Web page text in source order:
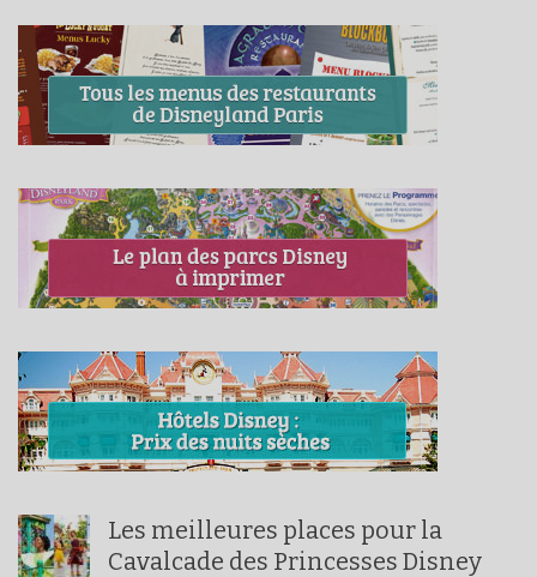
Les meilleures places pour la
Cavalcade des Princesses Disney